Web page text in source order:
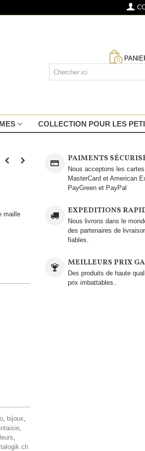
0
COLLECTION POUR LES
maille
, bijoux
,
PAIMENTS
Nous acceptons les
MasterCard et American
PayGreen et PayPal
EXPEDITIONS
Nous livrons dans le
des partenaires de
fiables.
MEILLEURS PRIX
Des produits de haute
prix imbattables..